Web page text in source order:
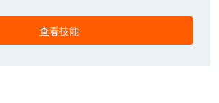
查看技能